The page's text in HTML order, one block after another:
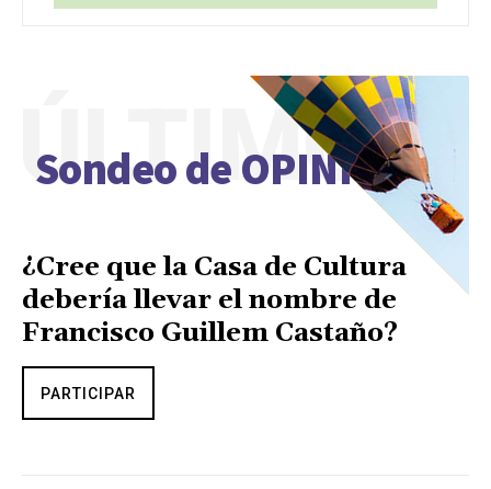
Sondeo de OPINIÓN
ÚLTIMO
¿Cree que la Casa de Cultura
debería llevar el nombre de
Francisco Guillem Castaño?
PARTICIPAR